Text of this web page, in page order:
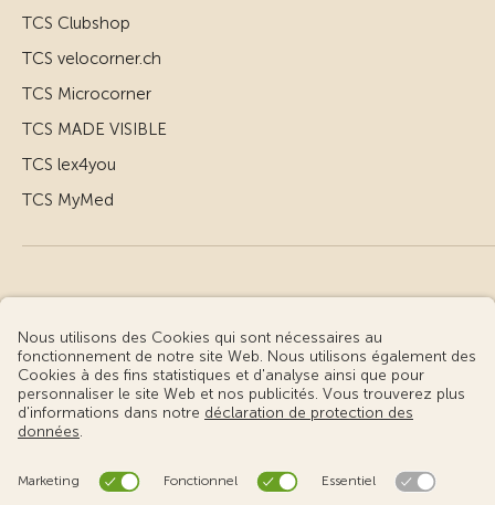
TCS Clubshop
TCS velocorner.ch
TCS Microcorner
TCS MADE VISIBLE
TCS lex4you
TCS MyMed
Conditions d’utilisation – informations juridiques